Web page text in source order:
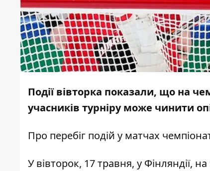
Події вівторка показали, що на
учасників турніру може чинити
Про перебіг подій у матчах
У вівторок, 17 травня, у Фінляндії,